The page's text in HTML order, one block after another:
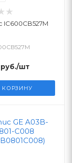
GE Fanuc IC600CB527M
руб./шт
КОРЗИНУ